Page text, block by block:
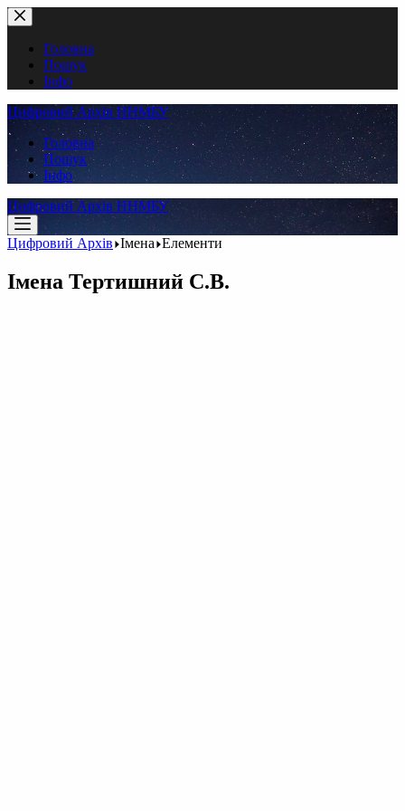
Перейти
до
вмістуГоловна
Пошук
Інфо
Цифровий Архів ННМБУ
Головна
Пошук
Інфо
Цифровий Архів ННМБУ
Цифровий Архів Імена Елементи
Імена Тертишний С.В.